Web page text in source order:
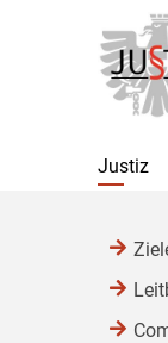
[1]
Inhalt
[2]
[3]
Justiz